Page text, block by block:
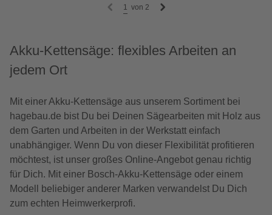
1 von 2
Akku-Kettensäge: flexibles Arbeiten an
jedem Ort
Mit einer Akku-Kettensäge aus unserem Sortiment bei
hagebau.de bist Du bei Deinen Sägearbeiten mit Holz aus
dem Garten und Arbeiten in der Werkstatt einfach
unabhängiger. Wenn Du von dieser Flexibilität profitieren
möchtest, ist unser großes Online-Angebot genau richtig
für Dich. Mit einer Bosch-Akku-Kettensäge oder einem
Modell beliebiger anderer Marken verwandelst Du Dich
zum echten Heimwerkerprofi.